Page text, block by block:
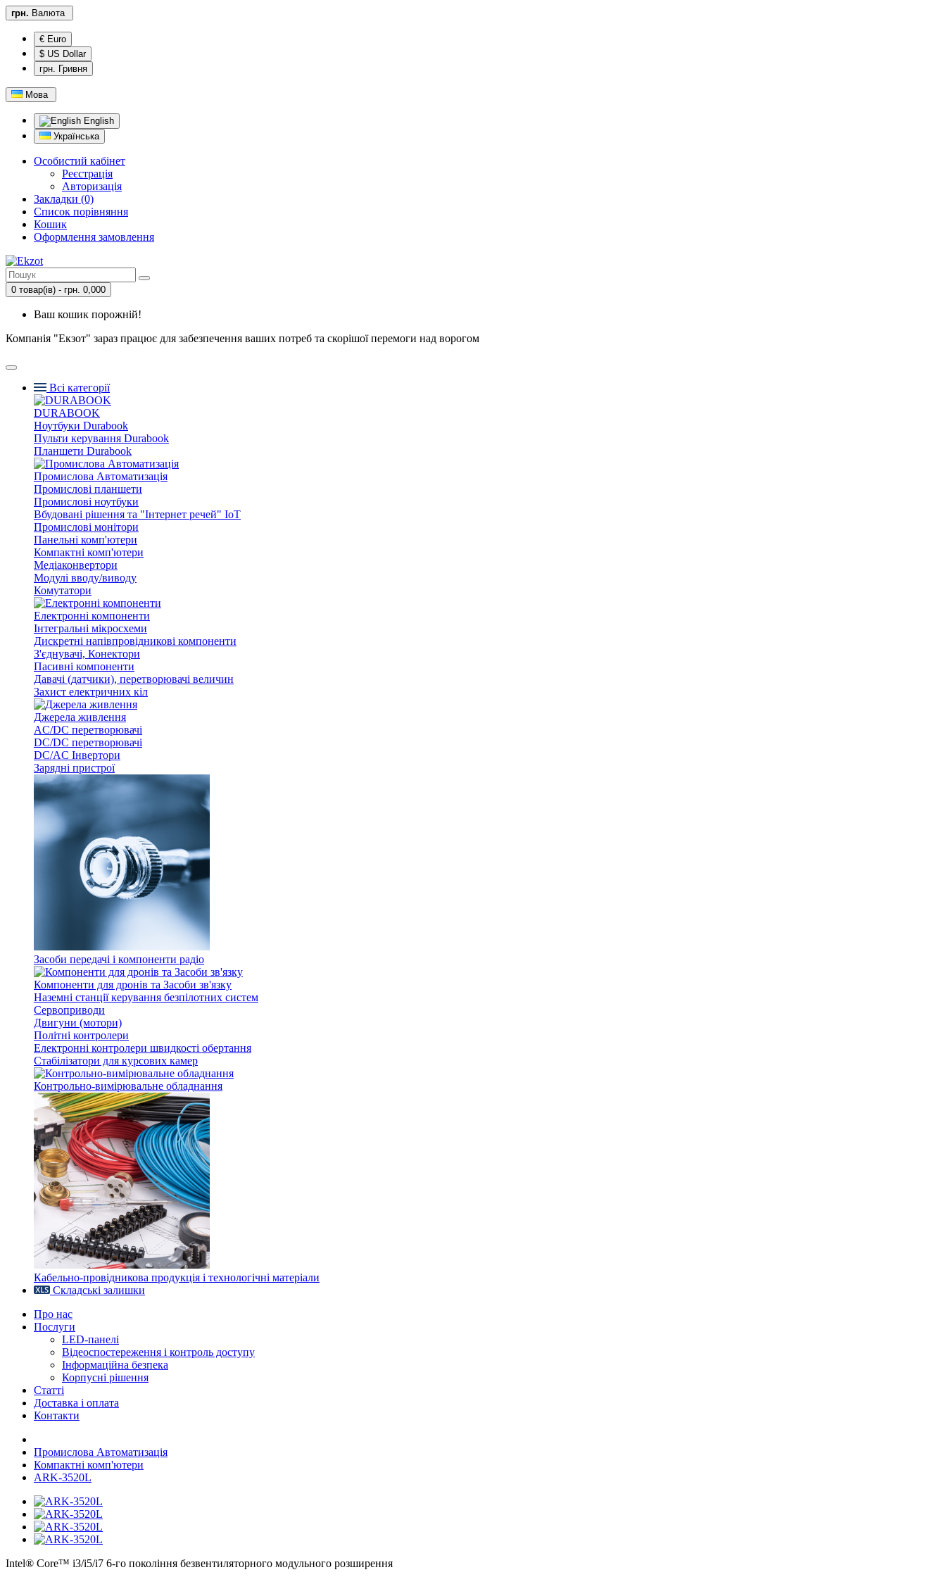
грн. Валюта
€ Euro
$ US Dollar
грн. Гривня
Мова
English
Українська
Особистий кабінет
Реєстрація
Авторизація
Закладки (0)
Список порівняння
Кошик
Оформлення замовлення
0 товар(ів) - грн. 0,000
Ваш кошик порожній!
Компанія "Екзот" зараз працює для забезпечення ваших потреб та скорішої перемоги над ворогом
Всі категорії
DURABOOK
Ноутбуки Durabook
Пульти керування Durabook
Планшети Durabook
Промислова Автоматизація
Промислові планшети
Промислові ноутбуки
Вбудовані рішення та "Інтернет речей" IoT
Промислові монітори
Панельні комп'ютери
Компактні комп'ютери
Медіаконвертори
Модулі вводу/виводу
Комутатори
Електронні компоненти
Інтегральні мікросхеми
Дискретні напівпровідникові компоненти
З'єднувачі, Конектори
Пасивні компоненти
Давачі (датчики), перетворювачі величин
Захист електричних кіл
Джерела живлення
AC/DC перетворювачі
DC/DC перетворювачі
DC/AC Інвертори
Зарядні пристрої
Засоби передачі і компоненти радіо
Компоненти для дронів та Засоби зв'язку
Наземні станції керування безпілотних систем
Сервоприводи
Двигуни (мотори)
Політні контролери
Електронні контролери швидкості обертання
Стабілізатори для курсових камер
Контрольно-вимірювальне обладнання
Кабельно-провідникова продукція і технологічні матеріали
Складські залишки
Про нас
Послуги
LED-панелі
Відеоспостереження і контроль доступу
Інформаційна безпека
Корпусні рішення
Статті
Доставка і оплата
Контакти
Промислова Автоматизація
Компактні комп'ютери
ARK-3520L
Intel® Core™ i3/i5/i7 6-го покоління безвентиляторного модульного розширення